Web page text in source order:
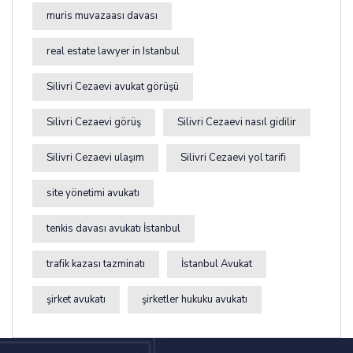
muris muvazaası davası
real estate lawyer in Istanbul
Silivri Cezaevi avukat görüşü
Silivri Cezaevi görüş Silivri Cezaevi nasıl gidilir
Silivri Cezaevi ulaşım Silivri Cezaevi yol tarifi
site yönetimi avukatı
tenkis davası avukatı İstanbul
trafik kazası tazminatı İstanbul Avukat
şirket avukatı şirketler hukuku avukatı